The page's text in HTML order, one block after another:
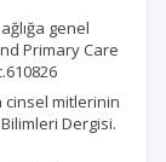
genel
Primary Care
cinsel mitlerinin
Dergisi.